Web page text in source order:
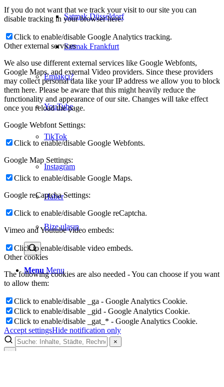
Satmak Düsseldorf
Satmak Frankfurt
Emlakçı?
YouTube
TikTok
Instagram
Haber
Bize ulaşın
Menu Menu
If you do not want that we track your visit to our site you can
disable tracking in your browser here:
Click to enable/disable Google Analytics tracking.
Other external services
We also use different external services like Google Webfonts,
Google Maps, and external Video providers. Since these providers
may collect personal data like your IP address we allow you to block
them here. Please be aware that this might heavily reduce the
functionality and appearance of our site. Changes will take effect
once you reload the page.
Google Webfont Settings:
Click to enable/disable Google Webfonts.
Google Map Settings:
Click to enable/disable Google Maps.
Google reCaptcha Settings:
Click to enable/disable Google reCaptcha.
Vimeo and Youtube video embeds:
Click to enable/disable video embeds.
Other cookies
The following cookies are also needed - You can choose if you want
to allow them:
Click to enable/disable _ga - Google Analytics Cookie.
Click to enable/disable _gid - Google Analytics Cookie.
Click to enable/disable _gat_* - Google Analytics Cookie.
Accept settingsHide notification only
×
×